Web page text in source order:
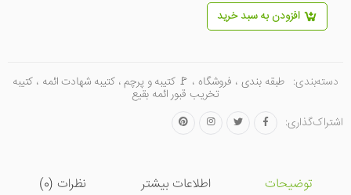
افزودن به سبد خرید
دسته‌بندی: طبقه بندی ، فروشگاه ، 🚩 کتیبه و پرچم،کتیبه شهادت ائمه ، کتیبه
تخریب قبور ائمه بقیع
اشتراک‌گذاری:
توضیحات اطلاعات بیشتر نظرات (0
)